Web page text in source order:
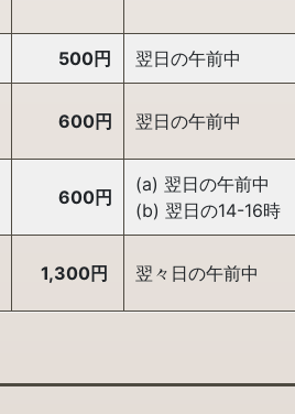
500円 翌日の午前中
600円 翌日の午前中
600円
(a) 翌日の午前中
(b) 翌日の14-16時
1,300円 翌々日の午前中